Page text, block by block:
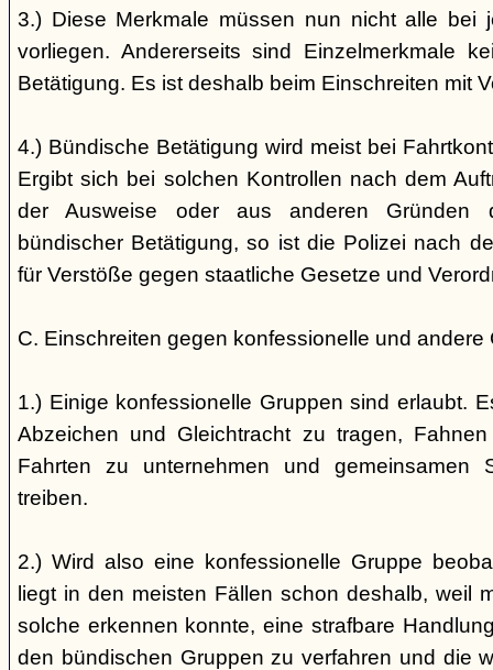
3.) Diese Merkmale müssen nun nicht alle bei
vorliegen. Andererseits sind Einzelmerkmale
Betätigung. Es ist deshalb beim Einschreiten mit
4.) Bündische Betätigung wird meist bei
Ergibt sich bei solchen Kontrollen nach dem
der Ausweise oder aus anderen Gründen
bündischer Betätigung, so ist die Polizei nach
für Verstöße gegen staatliche Gesetze und
C. Einschreiten gegen konfessionelle und andere
1.) Einige konfessionelle Gruppen sind erlaubt.
Abzeichen und Gleichtracht zu tragen,
Fahrten zu unternehmen und gemeinsamen
treiben.
2.) Wird also eine konfessionelle Gruppe
liegt in den meisten Fällen schon deshalb, weil
solche erkennen konnte, eine strafbare
den bündischen Gruppen zu verfahren und die